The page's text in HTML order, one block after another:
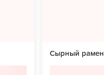
Сырный рамен